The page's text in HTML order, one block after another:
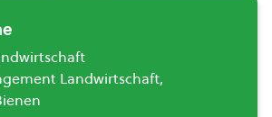
Landwirtschaft,